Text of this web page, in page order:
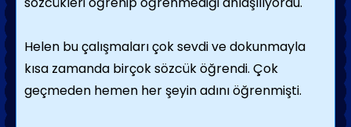
Helen bu çalışmaları çok sevdi ve dokun­mayla
kısa zamanda birçok sözcük öğrendi. Çok
geçmeden hemen her şeyin adını öğren­mişti.